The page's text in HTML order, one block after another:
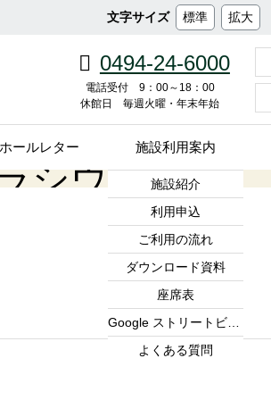
コ
ン
テ
ン
文字サイズ 標準 拡大
0494-24-6000
電話受付 9：00～18：00
休館日 毎週火曜・年末年始
ホールレター 施設利用案内
施設紹介
利用申込
ご利用の流れ
ダウンロード資料
座席表
よくある質問
シウラ